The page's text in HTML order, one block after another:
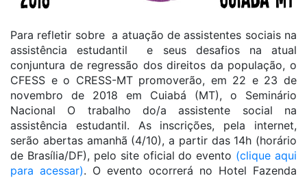
Para refletir sobre a atuação de assistentes sociais na
assistência estudantil e seus desafios na atual
conjuntura de regressão dos direitos da população, o
CFESS e o CRESS-MT promoverão, em 22 e 23 de
novembro de 2018 em Cuiabá (MT), o Seminário
Nacional O trabalho do/a assistente social na
assistência estudantil. As inscrições, pela internet,
serão abertas amanhã (4/10), a partir das 14h (horário
de Brasília/DF), pelo site oficial do evento (clique aqui
para acessar). O evento ocorrerá no Hotel Fazenda